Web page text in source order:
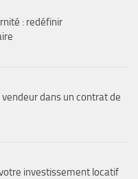
: redéfinir
dans un contrat de
investissement locatif